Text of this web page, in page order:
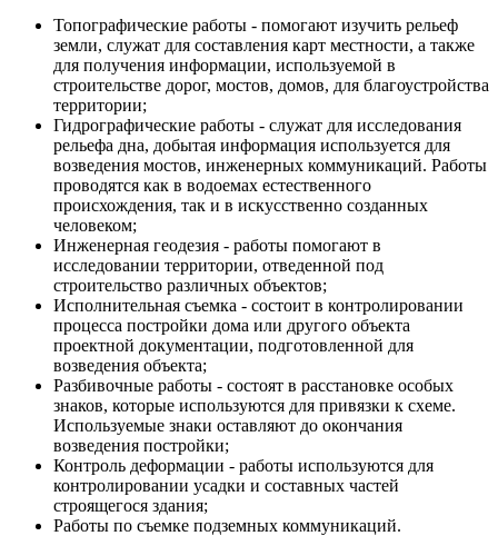
Топографические работы - помогают изучить рельеф
земли, служат для составления карт местности, а также
для получения информации, используемой в
строительстве дорог, мостов, домов, для благоустройства
территории;
Гидрографические работы - служат для исследования
рельефа дна, добытая информация используется для
возведения мостов, инженерных коммуникаций. Работы
проводятся как в водоемах естественного
происхождения, так и в искусственно созданных
человеком;
Инженерная геодезия - работы помогают в
исследовании территории, отведенной под
строительство различных объектов;
Исполнительная съемка - состоит в контролировании
процесса постройки дома или другого объекта
проектной документации, подготовленной для
возведения объекта;
Разбивочные работы - состоят в расстановке особых
знаков, которые используются для привязки к схеме.
Используемые знаки оставляют до окончания
возведения постройки;
Контроль деформации - работы используются для
контролировании усадки и составных частей
строящегося здания;
Работы по съемке подземных коммуникаций.